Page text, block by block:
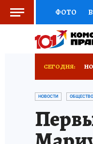
ФОТО
ДЕФИЦИТ
ГИД
СЕГОДНЯ:
НОВОСТИ ОБЩЕСТВО